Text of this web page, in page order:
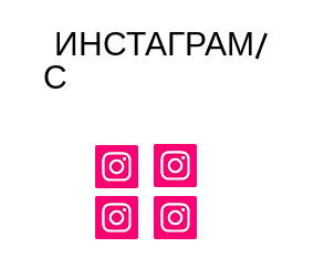
ИНСТАГРАМ/
С